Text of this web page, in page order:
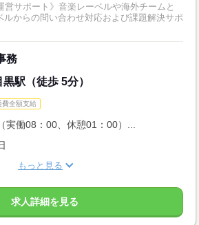
営サポート》音楽レーベルや海外チームと
からの問い合わせ対応および課題解決サポ
務
駅（徒歩 5分）
費全額支給
実働08：00、休憩01：00）...
もっと見る
求人詳細を見る